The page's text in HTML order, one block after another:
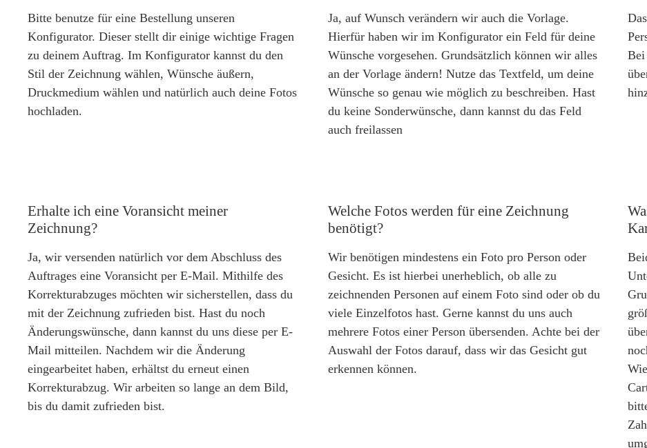
Bitte benutze für eine Bestellung unseren
Konfigurator. Dieser stellt dir einige wichtige Fragen
zu deinem Auftrag. Im Konfigurator kannst du den
Stil der Zeichnung wählen, Wünsche äußern,
Druckmedium wählen und natürlich auch deine Fotos
hochladen.
Ja, auf Wunsch verändern wir auch die Vorlage.
Hierfür haben wir im Konfigurator ein Feld für deine
Wünsche vorgesehen. Grundsätzlich können wir alles
an der Vorlage ändern! Nutze das Textfeld, um deine
Wünsche so genau wie möglich zu beschreiben. Hast
du keine Sonderwünsche, dann kannst du das Feld
auch freilassen
Bei
Erhalte ich eine Voransicht meiner
Zeichnung?
Ja, wir versenden natürlich vor dem Abschluss des
Auftrages eine Voransicht per E-Mail. Mithilfe des
Korrekturabzuges möchten wir sicherstellen, dass du
mit der Zeichnung zufrieden bist. Hast du noch
Änderungswünsche, dann kannst du uns diese per E-
Mail mitteilen. Nachdem wir die Änderung
eingearbeitet haben, erhältst du erneut einen
Korrekturabzug. Wir arbeiten so lange an dem Bild,
bis du damit zufrieden bist.
Welche Fotos werden für eine Zeichnung
benötigt?
Wir benötigen mindestens ein Foto pro Person oder
Gesicht. Es ist hierbei unerheblich, ob alle zu
zeichnenden Personen auf einem Foto sind oder ob du
viele Einzelfotos hast. Gerne kannst du uns auch
mehrere Fotos einer Person übersenden. Achte bei der
Auswahl der Fotos darauf, dass wir das Gesicht gut
erkennen können.